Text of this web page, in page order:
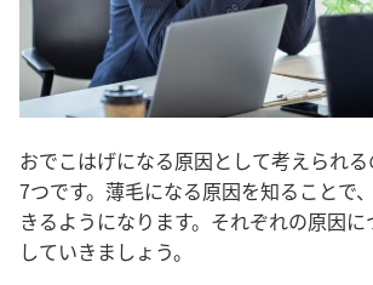
おでこはげになる原因として考えられ
7つです。 薄毛になる原因を知ることで
きるようになります。それぞれの原因
していきましょう。